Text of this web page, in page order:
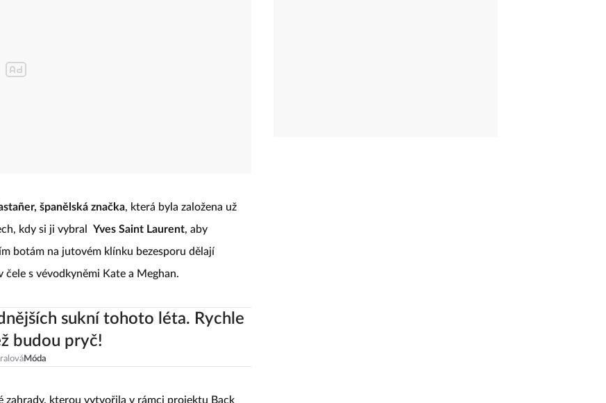
španělská značka, která byla založena už
kdy si ji vybral
Yves Saint Laurent, aby
botám na jutovém klínku bezesporu dělají
čele s vévodkyněmi Kate a Meghan.
sukní tohoto léta. Rychle
budou pryč!
Móda
zahrady, kterou vytvořila v rámci projektu Back